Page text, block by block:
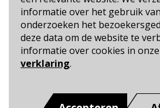
informatie over het gebruik
onderzoeken het
deze data om de website te
informatie over cookies in onze
verklaring.
Blijf op de hoogte
Toegankelijkheid